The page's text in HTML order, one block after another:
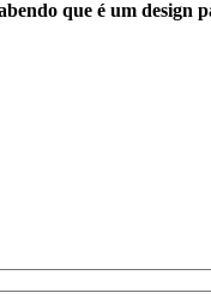
que é um